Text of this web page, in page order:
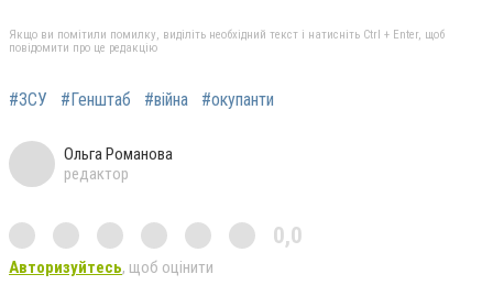
Якщо ви помітили помилку, виділіть необхідний текст і натисніть Ctrl + Enter, щоб
повідомити про це редакцію
#ЗСУ #Генштаб #війна #окупанти
Ольга Романова
редактор
0,0
Авторизуйтесь, щоб оцінити